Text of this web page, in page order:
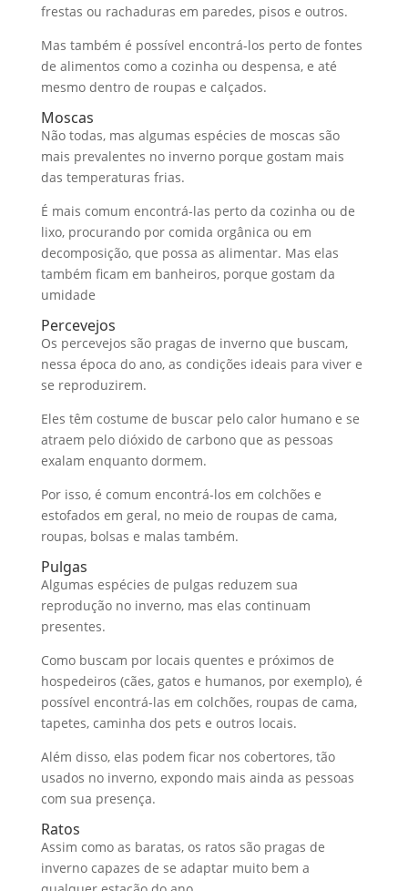
frestas ou rachaduras em paredes, pisos e outros.
Mas também é possível encontrá-los perto de fontes
de alimentos como a cozinha ou despensa, e até
mesmo dentro de roupas e calçados.
Moscas
Não todas, mas algumas espécies de moscas são
mais prevalentes no inverno porque gostam mais
das temperaturas frias.
É mais comum encontrá-las perto da cozinha ou de
lixo, procurando por comida orgânica ou em
decomposição, que possa as alimentar. Mas elas
também ficam em banheiros, porque gostam da
umidade
Percevejos
Os percevejos são pragas de inverno que buscam,
nessa época do ano, as condições ideais para viver e
se reproduzirem.
Eles têm costume de buscar pelo calor humano e se
atraem pelo dióxido de carbono que as pessoas
exalam enquanto dormem.
Por isso, é comum encontrá-los em colchões e
estofados em geral, no meio de roupas de cama,
roupas, bolsas e malas também.
Pulgas
Algumas espécies de pulgas reduzem sua
reprodução no inverno, mas elas continuam
presentes.
Como buscam por locais quentes e próximos de
hospedeiros (cães, gatos e humanos, por exemplo), é
possível encontrá-las em colchões, roupas de cama,
tapetes, caminha dos pets e outros locais.
Além disso, elas podem ficar nos cobertores, tão
usados no inverno, expondo mais ainda as pessoas
com sua presença.
Ratos
Assim como as baratas, os ratos são pragas de
inverno capazes de se adaptar muito bem a